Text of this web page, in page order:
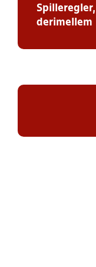
derimellem